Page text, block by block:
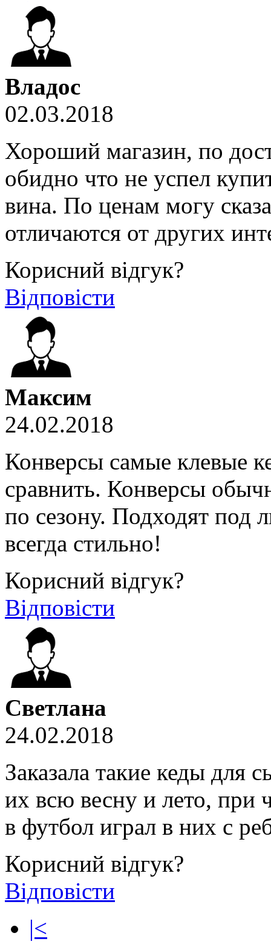
Владос
02.03.2018
Хороший магазин, по
обидно что не успел
вина. По ценам могу
отличаются от других
Корисний відгук?
Відповісти
Максим
24.02.2018
Конверсы самые клевые
сравнить. Конверсы
по сезону. Подходят под
всегда стильно!
Корисний відгук?
Відповісти
Светлана
24.02.2018
Заказала такие кеды для
их всю весну и лето, при
в футбол играл в них с
Корисний відгук?
Відповісти
|<